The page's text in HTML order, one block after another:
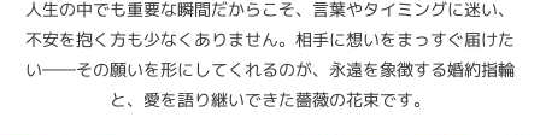
人生の中でも重要な瞬間だからこそ、言葉やタイミングに迷い、
不安を抱く方も少なくありません。相手に想いをまっすぐ届けた
い――その願いを形にしてくれるのが、永遠を象徴する婚約指輪
と、愛を語り継いできた薔薇の花束です。